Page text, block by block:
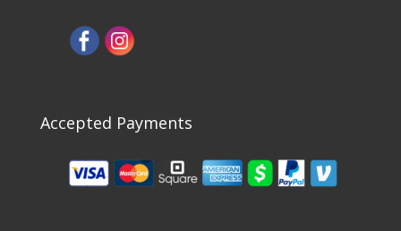
Accepted Payments